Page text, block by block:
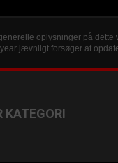
oplysninger på dette
jævnligt forsøger at
KATEGORI